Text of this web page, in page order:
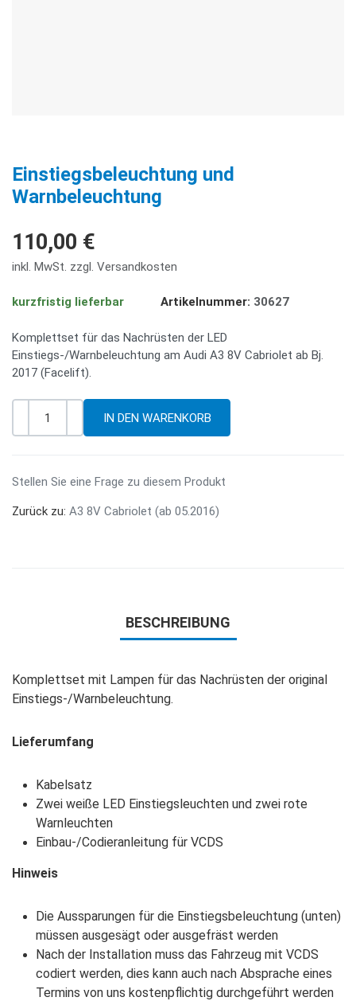
Einstiegsbeleuchtung und
Warnbeleuchtung
110,00 €
inkl. MwSt. zzgl. Versandkosten
kurzfristig lieferbar Artikelnummer: 30627
Komplettset für das Nachrüsten der LED
Einstiegs-/Warnbeleuchtung am Audi A3 8V Cabriolet ab Bj.
2017 (Facelift).
Stellen Sie eine Frage zu diesem Produkt
Zurück zu: A3 8V Cabriolet (ab 05.2016)
BESCHREIBUNG
Komplettset mit Lampen für das Nachrüsten der original
Einstiegs-/Warnbeleuchtung.
Lieferumfang
Kabelsatz
Zwei weiße LED Einstiegsleuchten und zwei rote
Warnleuchten
Einbau-/Codieranleitung für VCDS
Hinweis
Die Aussparungen für die Einstiegsbeleuchtung (unten)
müssen ausgesägt oder ausgefräst werden
Nach der Installation muss das Fahrzeug mit VCDS
codiert werden, dies kann auch nach Absprache eines
Termins von uns kostenpflichtig durchgeführt werden